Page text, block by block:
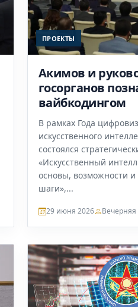
ПРОЕКТЫ
Акимов и
госорганов
вайбкодингом
В рамках Года
искусственного
состоялся
«Искусственный
основы, возможности и
шаги»,...
29 июня 2026 Вечерняя